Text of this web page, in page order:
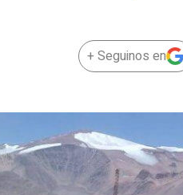
+ Seguinos en